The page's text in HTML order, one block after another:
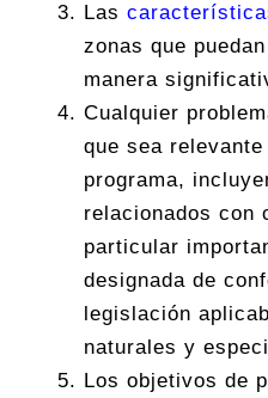
Las
zonas que
manera
Cualquier
que sea
programa,
relacionados con
particular
designada de
legislación
naturales y
Los objetivos de